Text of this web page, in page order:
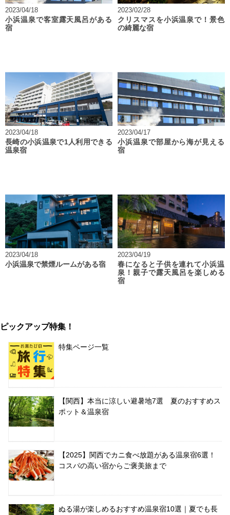
2023/04/18
小浜温泉で客室露天風呂がある
宿
2023/02/28
クリスマスを小浜温泉で！景色
の綺麗な宿
2023/04/18
長崎の小浜温泉で1人利用できる
温泉宿
2023/04/17
小浜温泉で部屋から海が見える
宿
2023/04/18
小浜温泉で禁煙ルームがある宿
2023/04/19
春になると子供を連れて小浜温
泉！親子で露天風呂を楽しめる
宿
ピックアップ特集！
特集ページ一覧
【関西】本当に涼しい避暑地7選 夏のおすすめス
ポット＆温泉宿
【2025】関西でカニ食べ放題がある温泉宿6選！
コスパの高い宿からご褒美旅まで
ぬる湯が楽しめるおすすめ温泉宿10選｜夏でも長